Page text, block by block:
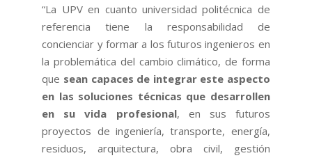
“La UPV en cuanto universidad politécnica de
referencia tiene la responsabilidad de
concienciar y formar a los futuros ingenieros en
la problemática del cambio climático, de forma
que sean capaces de integrar este aspecto
en las soluciones técnicas que desarrollen
en su vida profesional, en sus futuros
proyectos de ingeniería, transporte, energía,
residuos, arquitectura, obra civil, gestión